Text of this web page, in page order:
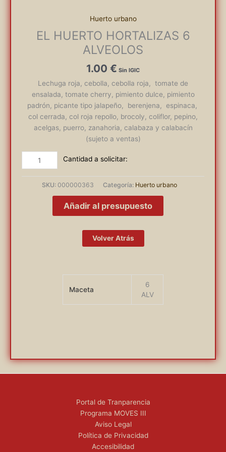
Huerto urbano
EL HUERTO HORTALIZAS 6
ALVEOLOS
1.00 €
Lechuga roja, cebolla, cebolla roja, tomate de
ensalada, tomate cherry, pimiento dulce, pimiento
padrón, picante tipo jalapeño, berenjena, espinaca,
col cerrada, col roja repollo, brocoly, coliflor, pepino,
acelgas, puerro, zanahoria, calabaza y calabacín
(sujeto a ventas)
HUERTO
HORTALIZAS
SKU: 000000363 Categoría: Huerto urbano
Añadir al presupuesto
Volver Atrás
Maceta
6
ALV
Portal de Tranparencia
Programa MOVES III
Aviso Legal
Política de Privacidad
Accesibilidad